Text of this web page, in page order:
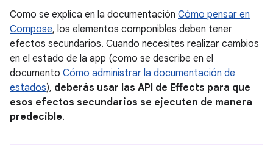
Como se explica en la documentación Cómo pensar en
Compose, los elementos componibles deben tener
efectos secundarios. Cuando necesites realizar cambios
en el estado de la app (como se describe en el
documento Cómo administrar la documentación de
estados), deberás usar las API de Effects para que
esos efectos secundarios se ejecuten de manera
predecible.